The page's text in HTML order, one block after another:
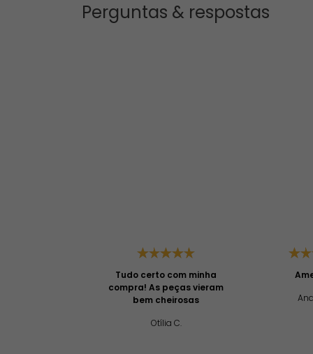
Perguntas & respostas
Tudo certo com minha
compra! As peças vieram
bem cheirosas
Otília C.